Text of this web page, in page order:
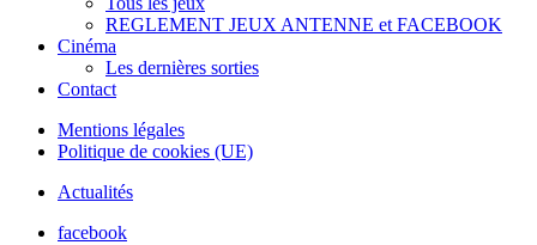
REGLEMENT JEUX ANTENNE et FACEBOOK
Cinéma
Les dernières sorties
Contact
Mentions légales
Politique de cookies (UE)
Actualités
facebook